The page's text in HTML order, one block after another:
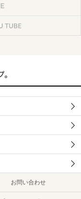
お問い合わせ